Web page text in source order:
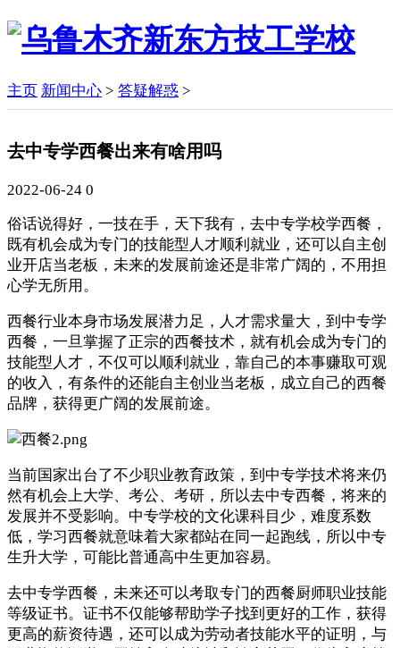
主页 新闻中心 > 答疑解惑 >
去中专学西餐出来有啥用吗
2022-06-24 0
俗话说得好，一技在手，天下我有，去中专学校学西餐，
既有机会成为专门的技能型人才顺利就业，还可以自主创
业开店当老板，未来的发展前途还是非常广阔的，不用担
心学无所用。
西餐行业本身市场发展潜力足，人才需求量大，到中专学
西餐，一旦掌握了正宗的西餐技术，就有机会成为专门的
技能型人才，不仅可以顺利就业，靠自己的本事赚取可观
的收入，有条件的还能自主创业当老板，成立自己的西餐
品牌，获得更广阔的发展前途。
当前国家出台了不少职业教育政策，到中专学技术将来仍
然有机会上大学、考公、考研，所以去中专西餐，将来的
发展并不受影响。中专学校的文化课科目少，难度系数
低，学习西餐就意味着大家都站在同一起跑线，所以中专
生升大学，可能比普通高中生更加容易。
去中专学西餐，未来还可以考取专门的西餐厨师职业技能
等级证书。证书不仅能够帮助学子找到更好的工作，获得
更高的薪资待遇，还可以成为劳动者技能水平的证明，与